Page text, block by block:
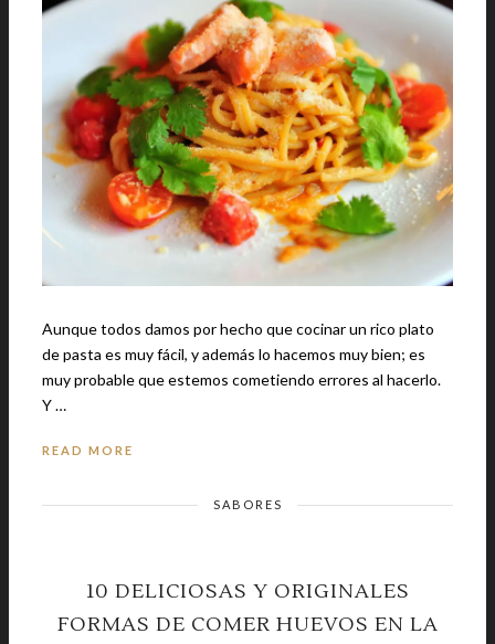
Aunque todos damos por hecho que cocinar un rico plato
de pasta es muy fácil, y además lo hacemos muy bien; es
muy probable que estemos cometiendo errores al hacerlo.
Y …
READ MORE
SABORES
10 DELICIOSAS Y ORIGINALES
FORMAS DE COMER HUEVOS EN LA